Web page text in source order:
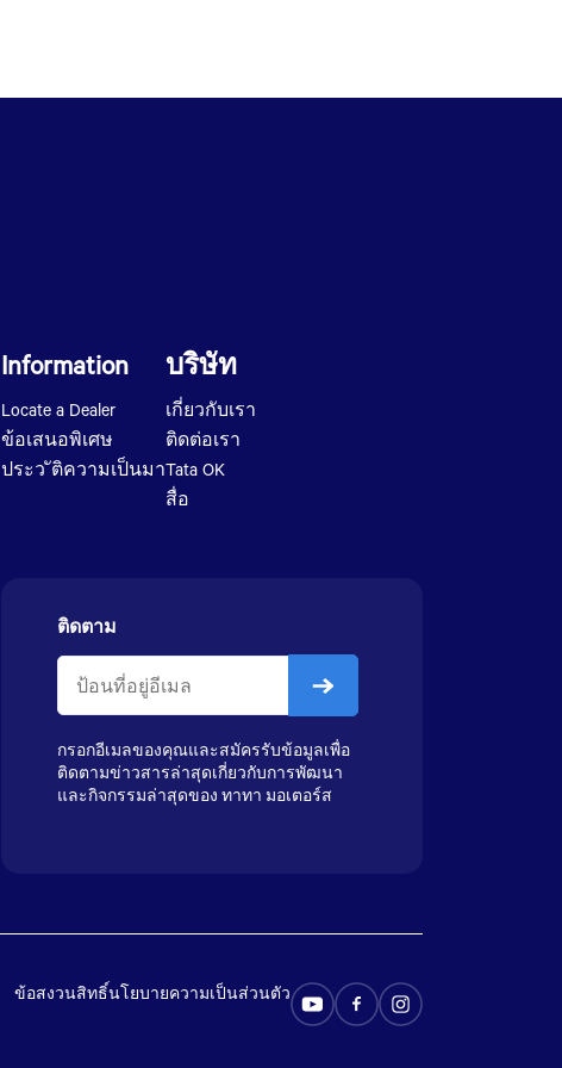
Information
Locate a Dealer
ข้อเสนอพิเศษ
ประว ัติความเป็นมา
บริษัท
เกี่ยวกับเรา
ติดต่อเรา
Tata OK
สื่อ
ติดตาม
กรอกอีเมลของคุณและสมัครรับข้อมูลเพื่อ
ติดตามข่าวสารล่าสุดเกี่ยวกับการพัฒนา
และกิจกรรมล่าสุดของ ทาทา มอเตอร์ส
ข้อสงวนสิทธิ์นโยบายความเป็นส่วนตัว